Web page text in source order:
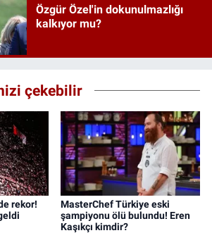
Özgür Özel'in dokunulmazlığı
kalkıyor mu?
çekebilir
rekor!
MasterChef Türkiye eski
şampiyonu ölü bulundu! Eren
Kaşıkçı kimdir?